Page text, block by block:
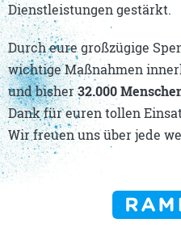
Dienstleistungen gestärkt.
Durch eure großzügige
wichtige Maßnahmen
und bisher32.000
Dank für euren tollen
Wir freuen uns über jede